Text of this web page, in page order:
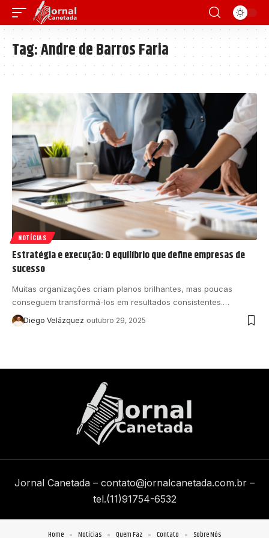
Tag:Andre de Barros Faria
NOTÍCIAS
Estratégia e execução: O equilíbrio que define empresas de
sucesso
Muitas organizações criam planos brilhantes, mas poucas
conseguem transformá-los em resultados consistentes.…
Diego Velázquez outubro 29, 2025
Jornal Canetada – contato@jornalcanetada.com.br –
tel.(11)91754-6532
Home Notícias Quem Faz Contato Sobre Nós